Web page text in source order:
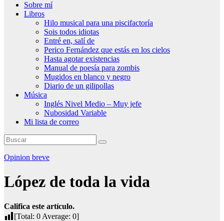
Sobre mí
Libros
Hilo musical para una piscifactoría
Sois todos idiotas
Entré en, salí de
Perico Fernández que estás en los cielos
Hasta agotar existencias
Manual de poesía para zombis
Mugidos en blanco y negro
Diario de un gilipollas
Música
Inglés Nivel Medio – Muy jefe
Nubosidad Variable
Mi lista de correo
Opinion breve
López de toda la vida
Califica este artículo.
[Total: 0 Average: 0]